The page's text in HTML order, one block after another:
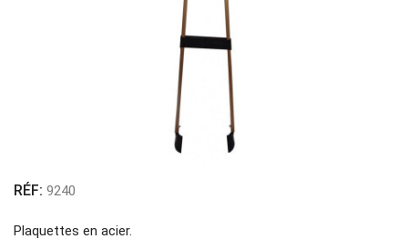
RÉF: 9240
Plaquettes en acier.